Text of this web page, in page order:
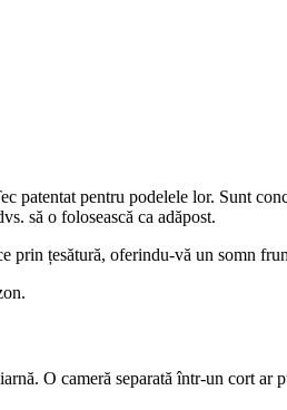
pentru podelele lor. Sunt
să o folosească ca adăpost.
prin țesătură, oferindu-vă un somn
O cameră separată într-un cort ar